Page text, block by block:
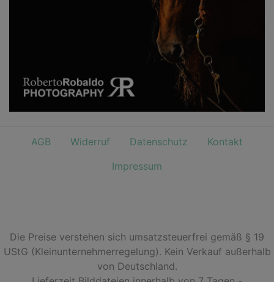
AGB Widerruf Datenschutz
Kontakt
Impressum
Die Preise verstehen sich umsatzsteuerfrei gemäß § 19
UStG (Kleinunternehmerregelung). Kein Verkauf außerhalb
von Deutschland.